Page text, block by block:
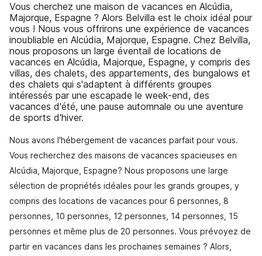
Vous cherchez une maison de vacances en Alcúdia,
Majorque, Espagne ? Alors Belvilla est le choix idéal pour
vous ! Nous vous offrirons une expérience de vacances
inoubliable en Alcúdia, Majorque, Espagne. Chez Belvilla,
nous proposons un large éventail de locations de
vacances en Alcúdia, Majorque, Espagne, y compris des
villas, des chalets, des appartements, des bungalows et
des chalets qui s'adaptent à différents groupes
intéressés par une escapade le week-end, des
vacances d'été, une pause automnale ou une aventure
de sports d'hiver.
Nous avons l'hébergement de vacances parfait pour vous.
Vous recherchez des maisons de vacances spacieuses en
Alcúdia, Majorque, Espagne? Nous proposons une large
sélection de propriétés idéales pour les grands groupes, y
compris des locations de vacances pour 6 personnes, 8
personnes, 10 personnes, 12 personnes, 14 personnes, 15
personnes et même plus de 20 personnes. Vous prévoyez de
partir en vacances dans les prochaines semaines ? Alors,